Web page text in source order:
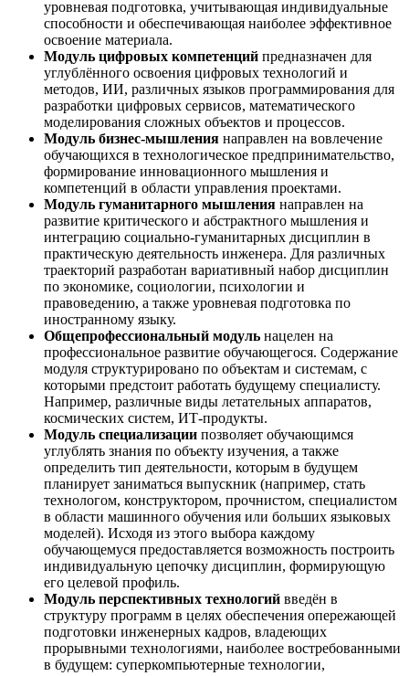
уровневая подготовка, учитывающая индивидуальные
способности и обеспечивающая наиболее эффективное
освоение материала.
Модуль цифровых компетенций предназначен для
углублённого освоения цифровых технологий и
методов, ИИ, различных языков программирования для
разработки цифровых сервисов, математического
моделирования сложных объектов и процессов.
Модуль бизнес-мышления направлен на вовлечение
обучающихся в технологическое предпринимательство,
формирование инновационного мышления и
компетенций в области управления проектами.
Модуль гуманитарного мышления направлен на
развитие критического и абстрактного мышления и
интеграцию социально-гуманитарных дисциплин в
практическую деятельность инженера. Для различных
траекторий разработан вариативный набор дисциплин
по экономике, социологии, психологии и
правоведению, а также уровневая подготовка по
иностранному языку.
Общепрофессиональный модуль нацелен на
профессиональное развитие обучающегося. Содержание
модуля структурировано по объектам и системам, с
которыми предстоит работать будущему специалисту.
Например, различные виды летательных аппаратов,
космических систем, ИТ-продукты.
Модуль специализации позволяет обучающимся
углублять знания по объекту изучения, а также
определить тип деятельности, которым в будущем
планирует заниматься выпускник (например, стать
технологом, конструктором, прочнистом, специалистом
в области машинного обучения или больших языковых
моделей). Исходя из этого выбора каждому
обучающемуся предоставляется возможность построить
индивидуальную цепочку дисциплин, формирующую
его целевой профиль.
Модуль перспективных технологий введён в
структуру программ в целях обеспечения опережающей
подготовки инженерных кадров, владеющих
прорывными технологиями, наиболее востребованными
в будущем: суперкомпьютерные технологии,